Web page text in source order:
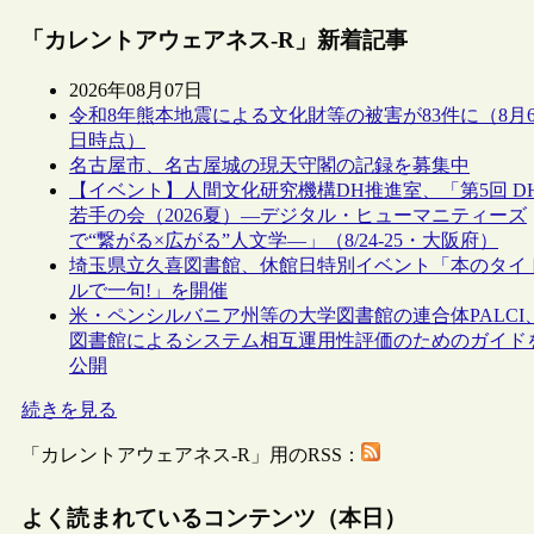
「カレントアウェアネス-R」新着記事
2026年08月07日
令和8年熊本地震による文化財等の被害が83件に（8月
日時点）
名古屋市、名古屋城の現天守閣の記録を募集中
【イベント】人間文化研究機構DH推進室、「第5回
若手の会（2026夏）―デジタル・ヒューマニティーズ
で“繋がる×広がる”人文学―」（8/24-25・大阪府）
埼玉県立久喜図書館、休館日特別イベント「本のタイ
ルで一句!」を開催
米・ペンシルバニア州等の大学図書館の連合体PALCI、
図書館によるシステム相互運用性評価のためのガイド
公開
続きを見る
「カレントアウェアネス-R」用のRSS：
よく読まれているコンテンツ（本日）